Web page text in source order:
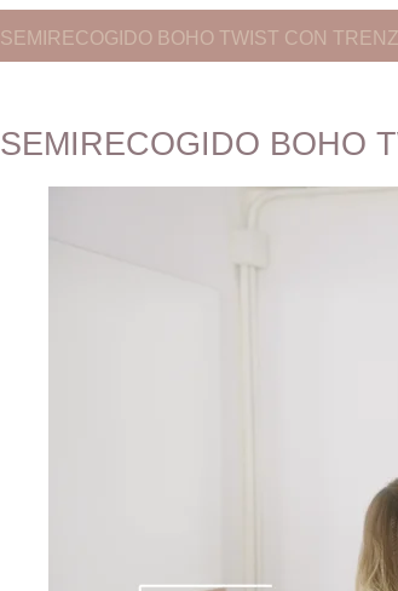
SEMIRECOGIDO BOHO TWIST CON
SEMIRECOGIDO BOHO